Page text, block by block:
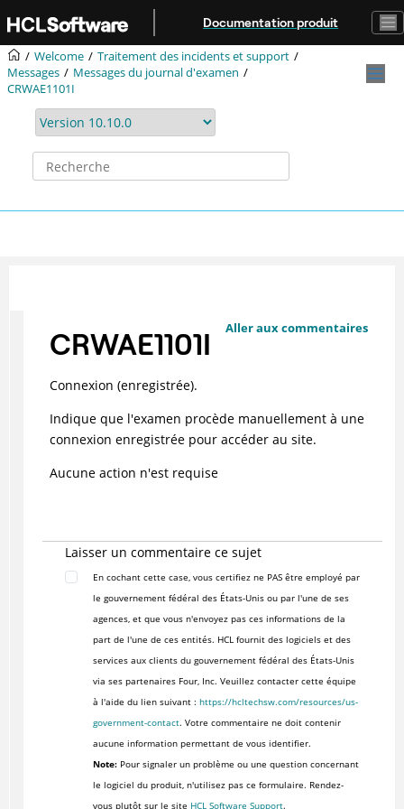
Aller au contenu principal
Documentation produit
Welcome
Traitement des incidents et support
Messages
Messages du journal d'examen
CRWAE1101I
Aller aux commentaires
CRWAE1101I
Connexion (enregistrée).
Indique que l'examen procède manuellement à une
connexion enregistrée pour accéder au site.
Aucune action n'est requise
Laisser un commentaire ce sujet
En cochant cette case, vous certifiez ne PAS être employé par
le gouvernement fédéral des États-Unis ou par l'une de ses
agences, et que vous n'envoyez pas ces informations de la
part de l'une de ces entités. HCL fournit des logiciels et des
services aux clients du gouvernement fédéral des États-Unis
via ses partenaires Four, Inc. Veuillez contacter cette équipe
à l'aide du lien suivant : https://hcltechsw.com/resources/us-
government-contact. Votre commentaire ne doit contenir
aucune information permettant de vous identifier.
Note:Pour signaler un problème ou une question concernant
le logiciel du produit, n'utilisez pas ce formulaire. Rendez-
vous plutôt sur le site HCL Software Support.